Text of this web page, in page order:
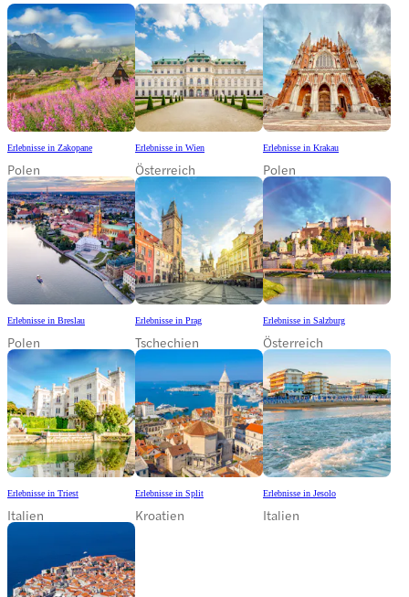
Erlebnisse in Zakopane
Polen
Erlebnisse in Wien
Österreich
Erlebnisse in Krakau
Polen
Erlebnisse in Breslau
Polen
Erlebnisse in Prag
Tschechien
Erlebnisse in Salzburg
Österreich
Erlebnisse in Triest
Italien
Erlebnisse in Split
Kroatien
Erlebnisse in Jesolo
Italien